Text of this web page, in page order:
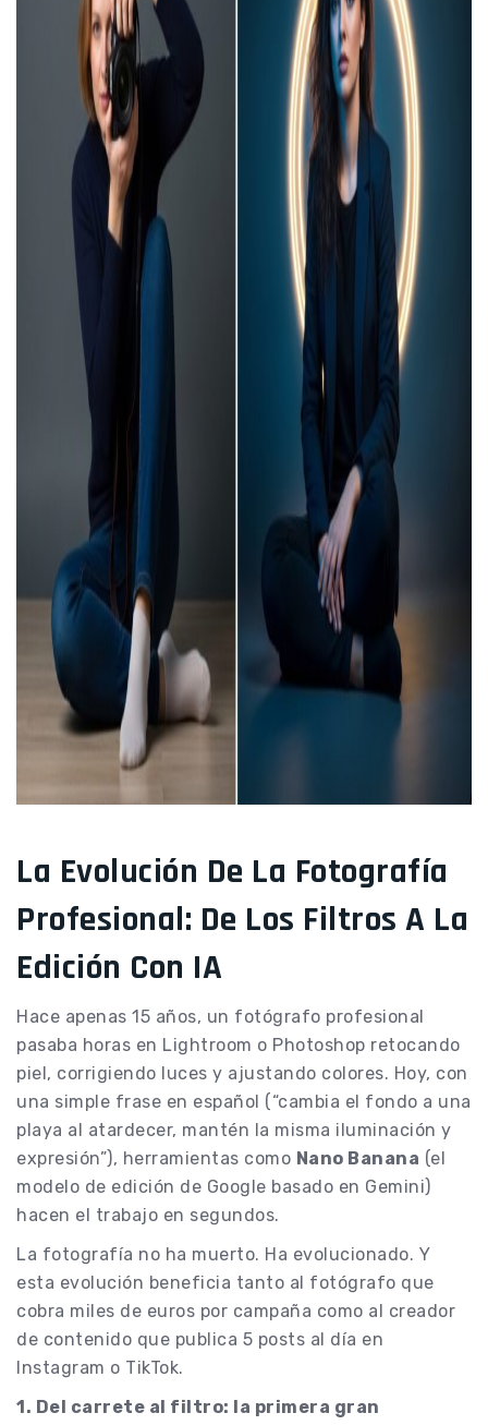
La Evolución De La Fotografía
Profesional: De Los Filtros A La
Edición Con IA
Hace apenas 15 años, un fotógrafo profesional
pasaba horas en Lightroom o Photoshop retocando
piel, corrigiendo luces y ajustando colores. Hoy, con
una simple frase en español (“cambia el fondo a una
playa al atardecer, mantén la misma iluminación y
expresión”), herramientas como Nano Banana (el
modelo de edición de Google basado en Gemini)
hacen el trabajo en segundos.
La fotografía no ha muerto. Ha evolucionado. Y
esta evolución beneficia tanto al fotógrafo que
cobra miles de euros por campaña como al creador
de contenido que publica 5 posts al día en
Instagram o TikTok.
1. Del carrete al filtro: la primera gran